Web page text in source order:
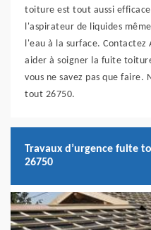
toiture est tout aussi
l'aspirateur de liquides
l'eau à la surface. Contactez
aider à soigner la fuite
vous ne savez pas que faire.
tout 26750.
Travaux d’urgence fuite
26750